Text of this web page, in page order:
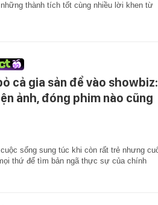
thành tích tốt cùng nhiều lời khen từ
cả gia sản để vào showbiz:
ảnh, đóng phim nào cũng
sống sung túc khi còn rất trẻ nhưng
thứ để tìm bản ngã thực sự của chính